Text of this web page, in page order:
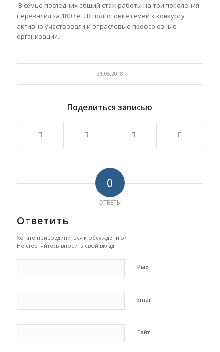
В семье последних общий стаж работы на три поколения
перевалил за 180 лет. В подготовке семей к конкурсу
активно участвовали и отраслевые профсоюзные
организации.
31.05.2018
Поделиться записью
0
ОТВЕТЫ
Ответить
Хотите присоединиться к обсуждению?
Не стесняйтесь вносить свой вклад!
Имя
Email
Сайт